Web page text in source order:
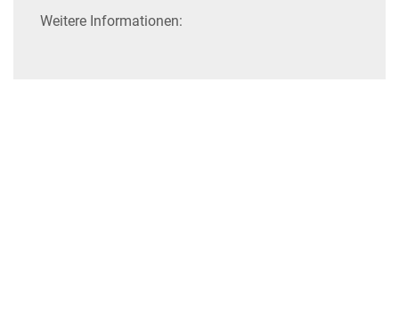
Weitere Informationen: